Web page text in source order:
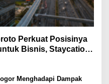
Perkuat Posisinya
Bisnis, Staycation,
Selatan
Menghadapi Dampak